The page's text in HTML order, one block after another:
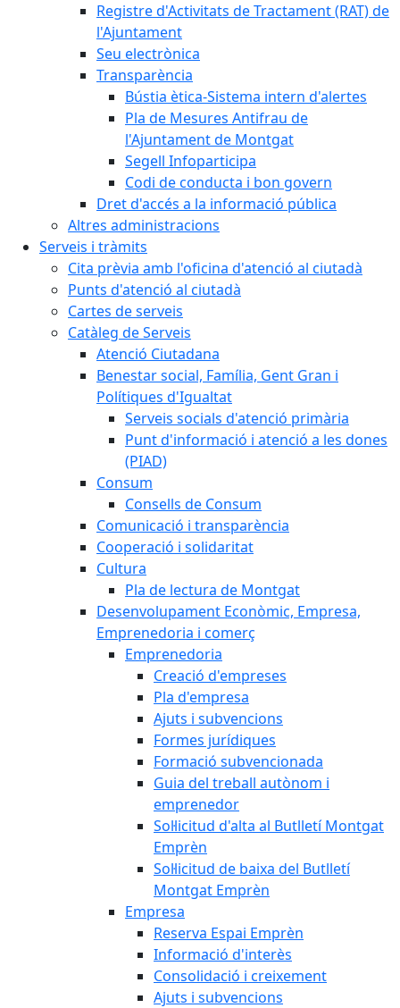
Registre d'Activitats de Tractament (RAT) de
l'Ajuntament
Seu electrònica
Transparència
Bústia ètica-Sistema intern d'alertes
Pla de Mesures Antifrau de
l'Ajuntament de Montgat
Segell Infoparticipa
Codi de conducta i bon govern
Dret d'accés a la informació pública
Altres administracions
Serveis i tràmits
Cita prèvia amb l'oficina d'atenció al ciutadà
Punts d'atenció al ciutadà
Cartes de serveis
Catàleg de Serveis
Atenció Ciutadana
Benestar social, Família, Gent Gran i
Polítiques d'Igualtat
Serveis socials d'atenció primària
Punt d'informació i atenció a les dones
(PIAD)
Consum
Consells de Consum
Comunicació i transparència
Cooperació i solidaritat
Cultura
Pla de lectura de Montgat
Desenvolupament Econòmic, Empresa,
Emprenedoria i comerç
Emprenedoria
Creació d'empreses
Pla d'empresa
Ajuts i subvencions
Formes jurídiques
Formació subvencionada
Guia del treball autònom i
emprenedor
Sol·licitud d'alta al Butlletí Montgat
Emprèn
Sol·licitud de baixa del Butlletí
Montgat Emprèn
Empresa
Reserva Espai Emprèn
Informació d'interès
Consolidació i creixement
Ajuts i subvencions